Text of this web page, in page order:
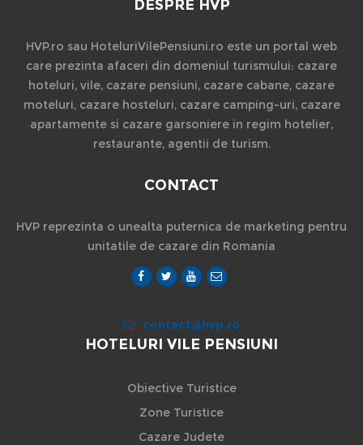
DESPRE HVP
HVP.ro sau HoteluriVilePensiuni.ro este un portal web
care prezinta afaceri din domeniul turismului: cazare
hoteluri, vile, cazare pensiuni, cazare cabane, cazare
moteluri, cazare hosteluri, cazare camping-uri, cazare
apartamente si cazare garsoniere in regim hotelier,
restaurante, agentii de turism.
CONTACT
HVP reprezinta o unealta puternica de marketing pentru
unitatile de cazare din Romania
contact@hvp.ro
HOTELURI VILE PENSIUNI
Obiective Turistice
Zone Turistice
Cazare Judete